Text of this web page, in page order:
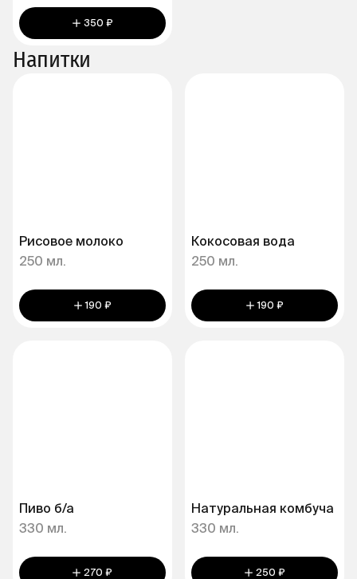
350 ₽
Напитки
Рисовое молоко
250 мл.
190 ₽
Кокосовая вода
250 мл.
190 ₽
Пиво б/а
330 мл.
270 ₽
Натуральная комбуча
330 мл.
250 ₽